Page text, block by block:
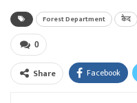
Forest Department कैद
0
Share Facebook